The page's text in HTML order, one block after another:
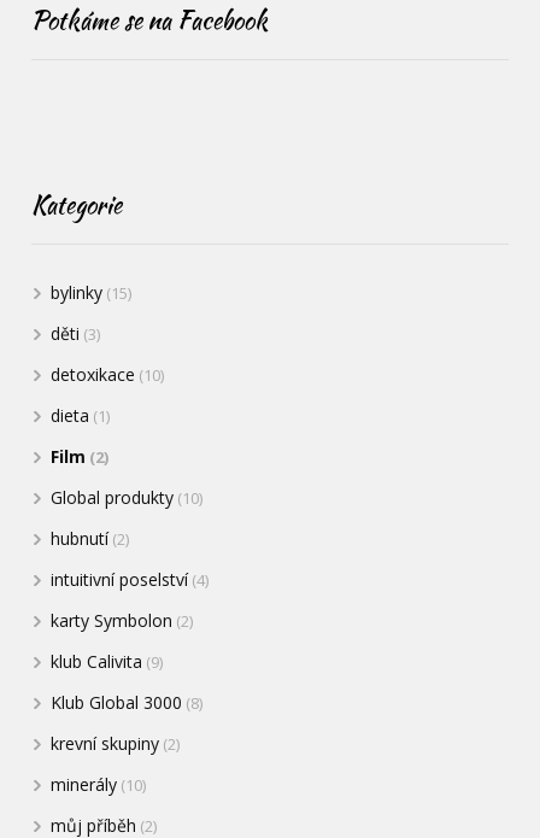
Potkáme se na Facebook
Kategorie
bylinky (15)
děti (3)
detoxikace (10)
dieta (1)
Film (2)
Global produkty (10)
hubnutí(2)
intuitivní poselství(4)
karty Symbolon (2)
klub Calivita (9)
Klub Global 3000 (8)
krevní skupiny (2)
minerály (10)
můj příběh (2)